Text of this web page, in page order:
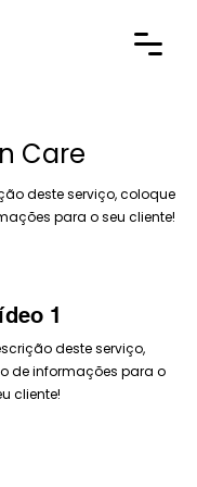
Care
deste serviço, coloque
para o seu cliente!
1
deste serviço,
de informações para o
cliente!